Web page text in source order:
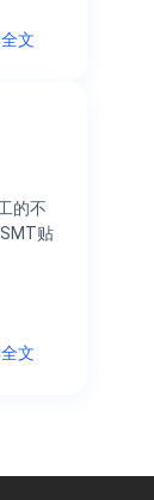
文
的不
贴
文